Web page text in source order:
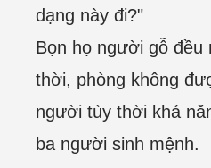
dạng này đi?"
Bọn họ người gỗ đều
thời, phòng không
người tùy thời khả
ba người sinh mệnh.